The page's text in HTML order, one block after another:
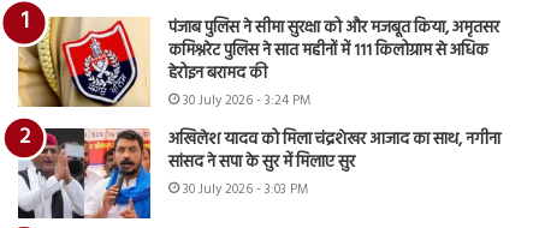
पंजाब पुलिस ने सीमा सुरक्षा को और मजबूत किया, अमृतसर
कमिश्नरेट पुलिस ने सात महीनों में 111 किलोग्राम से अधिक
हेरोइन बरामद की
30 July 2026 - 3:24 PM
अखिलेश यादव को मिला चंद्रशेखर आजाद का साथ, नगीना
सांसद ने सपा के सुर में मिलाए सुर
30 July 2026 - 3:03 PM